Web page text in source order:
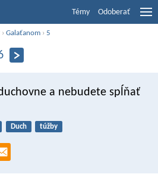
Témy Odoberať
›Galaťanom ›5
a nebudete spĺňať
Duch túžby